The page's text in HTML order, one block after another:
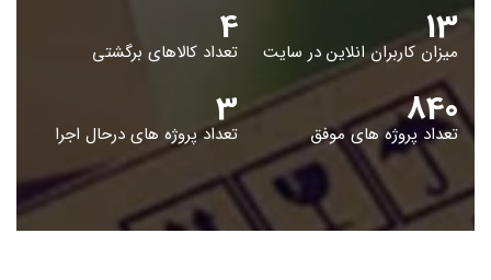
14
میزان کاربران انلاین در سایت 5
تعداد کالاهای برگشتی
848
تعداد پروژه های موفق 4
تعداد پروژه های درحال اجرا